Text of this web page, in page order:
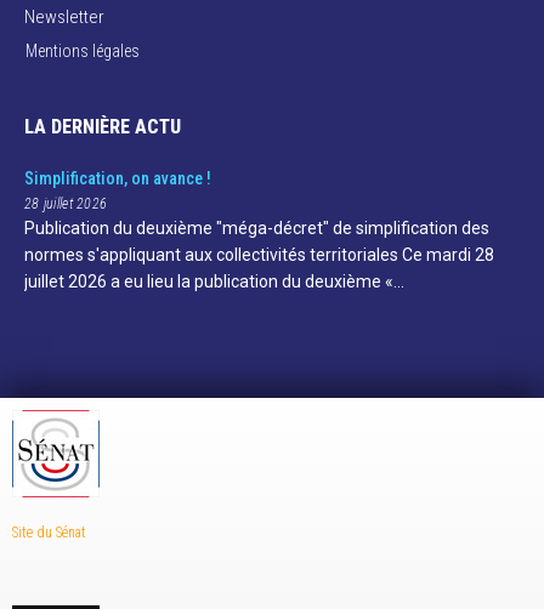
Newsletter
Mentions légales
LA DERNIÈRE ACTU
Simplification, on avance !
28 juillet 2026
Publication du deuxième "méga-décret" de simplification des
normes s'appliquant aux collectivités territoriales Ce mardi 28
juillet 2026 a eu lieu la publication du deuxième «…
Site du Sénat